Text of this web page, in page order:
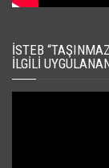
İSTEB
İLGILI